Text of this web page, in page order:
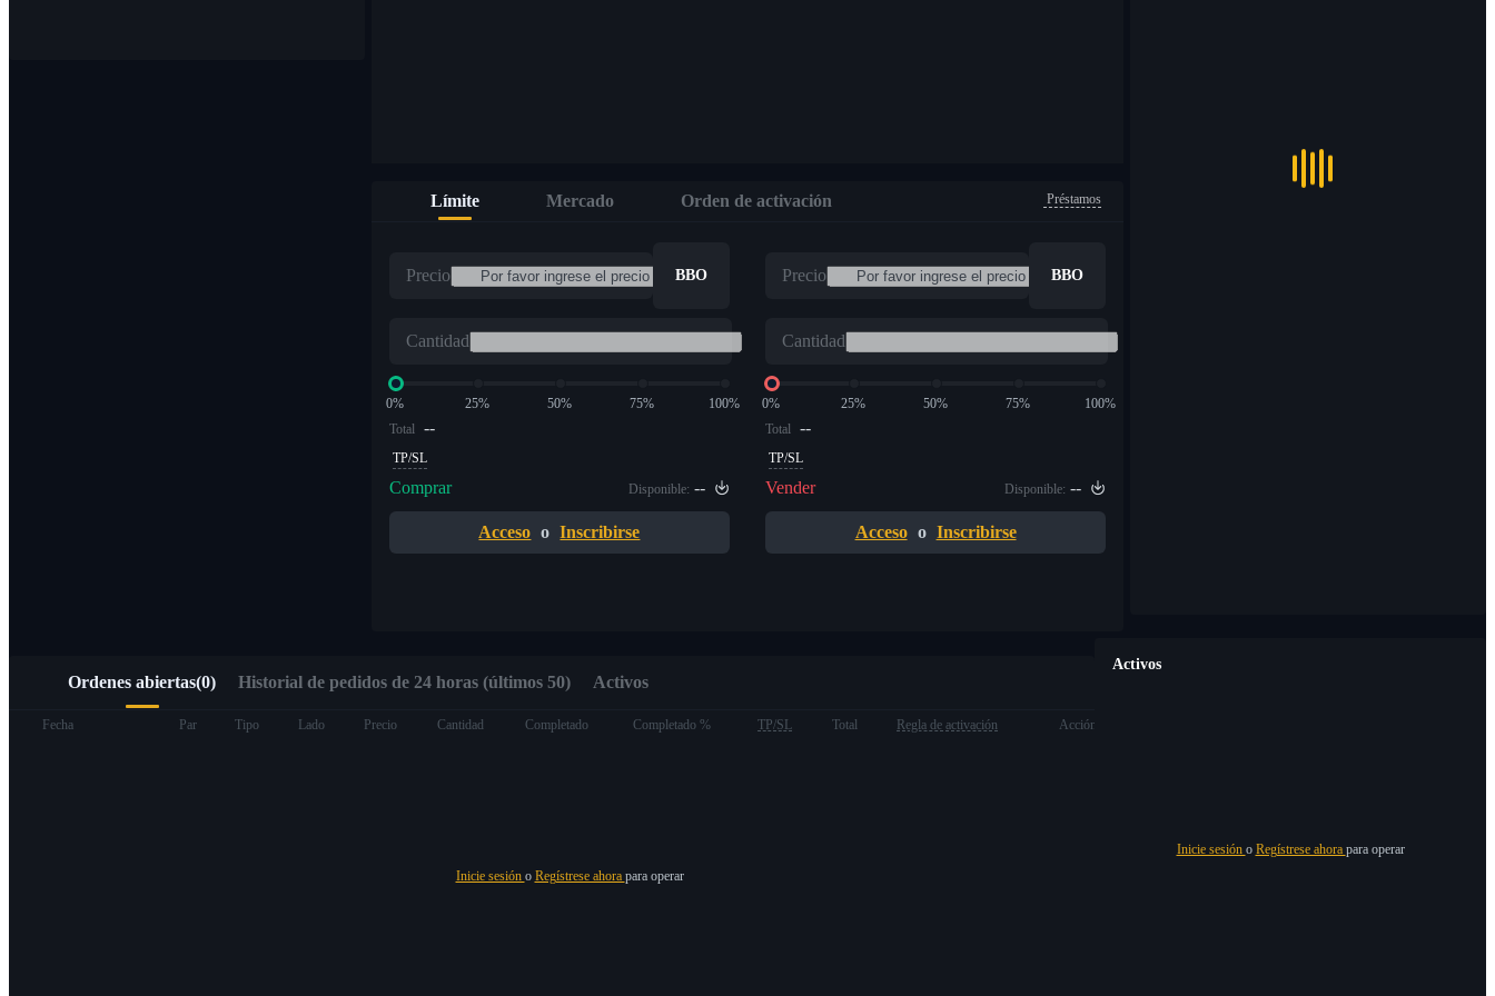
Comercio de criptomonedas a múltiplos apalancados
Futuros
Límite Mercado Orden de activación Préstamos
Precio BBO
Cantidad
0% 25% 50% 75%
100%
Total --
TP/SL
Comprar Disponible: --
Acceso o Inscribirse
Precio BBO
Cantidad
0% 25% 50% 75%
100%
Total --
TP/SL
Vender Disponible: --
Acceso o Inscribirse
Ordenes abiertas(0) Historial de pedidos de 24 horas (últimos 50) Activos
Fecha Par Tipo Lado Precio Cantidad Completado Completado % TP/SL Total Regla de activación Acción
Inicie sesión o Regístrese ahora para operar
Activos
Inicie sesión o Regístrese ahora para operar